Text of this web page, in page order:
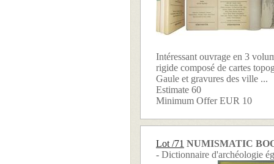
Intéressant ouvrage en 3
rigide composé de cartes
Gaule et gravures des ville ...
Estimate 60
Minimum Offer EUR 10
Lot /71 NUMISMATIC
- Dictionnaire d'archéologie